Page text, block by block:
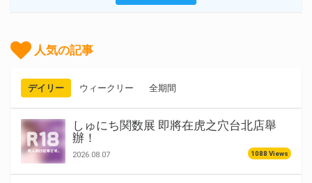
人気の記事
デイリー ウィークリー 全期間
しゅにち関数展 即將在虎之穴台北店舉
辦！
2026.08.07 1088 Views